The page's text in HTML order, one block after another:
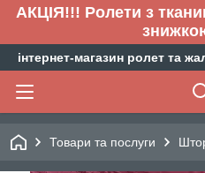
АКЦІЯ!!! Ролети з
інтернет-магазин ролет та
Товари та послуги